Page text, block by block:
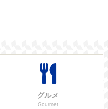
グルメ
Gourmet